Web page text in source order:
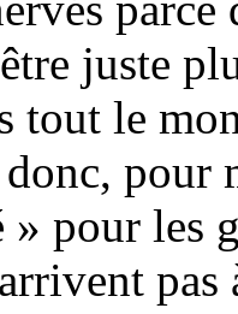
juste
tout le
pour
» pour les